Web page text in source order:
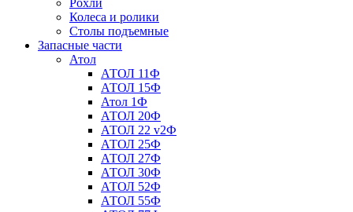
Колеса и ролики
Столы подъемные
Запасные части
Атол
АТОЛ 11Ф
АТОЛ 15Ф
Атол 1Ф
АТОЛ 20Ф
АТОЛ 22 v2Ф
АТОЛ 25Ф
АТОЛ 27Ф
АТОЛ 30Ф
АТОЛ 52Ф
АТОЛ 55Ф